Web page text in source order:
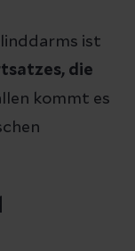
ist
die
kommt es